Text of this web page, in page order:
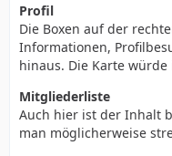
Profil
Die Boxen auf der
Informationen,
hinaus. Die Karte
Mitgliederliste
Auch hier ist der Inhalt
man möglicherweise